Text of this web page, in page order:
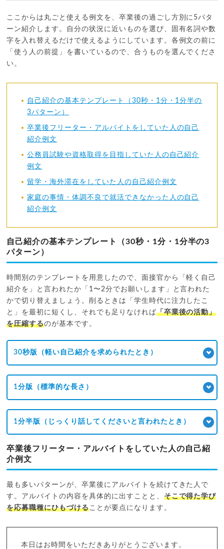
ここからは丸ごと使える例文を、卒業後の過ごし方別に5パタ
ーン紹介します。自分の状況に近いものを選び、固有名詞や数
字を入れ替えるだけで使えるようにしています。各例文の前に
「使う人の前提」を書いているので、合うものを選んでくださ
い。
自己紹介の基本テンプレート（30秒・1分・1分半の
3パターン）
卒業後フリーター・アルバイトをしていた人の自己
紹介例文
公務員試験や資格取得を目指していた人の自己紹介
例文
留学・海外滞在をしていた人の自己紹介例文
家庭の事情・体調不良で就活できなかった人の自己
紹介例文
自己紹介の基本テンプレート（30秒・1分・1分半の3
パターン）
時間別のテンプレートを用意したので、面接官から「軽く自己
紹介を」と言われたか「1〜2分でお願いします」と言われた
かで切り替えましょう。削るときは「学生時代に注力したこ
と」を最初に短くし、それでも足りなければ「卒業後の活動」
を圧縮するのが基本です。
30秒版（軽い自己紹介を求められたとき）
1分版（標準的な長さ）
1分半版（じっくり話してくださいと言われたとき）
卒業後フリーター・アルバイトをしていた人の自己紹
介例文
最も多いパターンが、卒業後にアルバイトを続けてきた人で
す。アルバイトの内容を具体的に出すことと、 そこで得た学び
を応募職種にひもづけることが要点になります。
本日はお時間をいただきありがとうございます。